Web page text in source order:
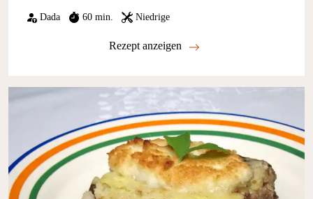
Dada 60 min. Niedrige
Rezept anzeigen